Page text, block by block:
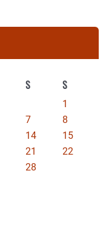
S S
1
7
8
14
15
21
22
28